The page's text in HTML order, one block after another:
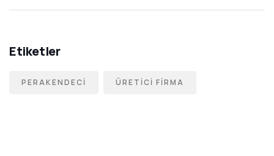
Etiketler
PERAKENDECI ÜRETICI FIRMA